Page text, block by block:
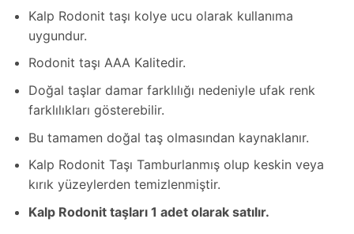
Kalp Rodonit taşı kolye ucu olarak kullanıma
uygundur.
Rodonit taşı AAA Kalitedir.
Doğal taşlar damar farklılığı nedeniyle ufak renk
farklılıkları gösterebilir.
Bu tamamen doğal taş olmasından kaynaklanır.
Kalp Rodonit Taşı Tamburlanmış olup keskin veya
kırık yüzeylerden temizlenmiştir.
Kalp Rodonit taşları 1 adet olarak satılır.